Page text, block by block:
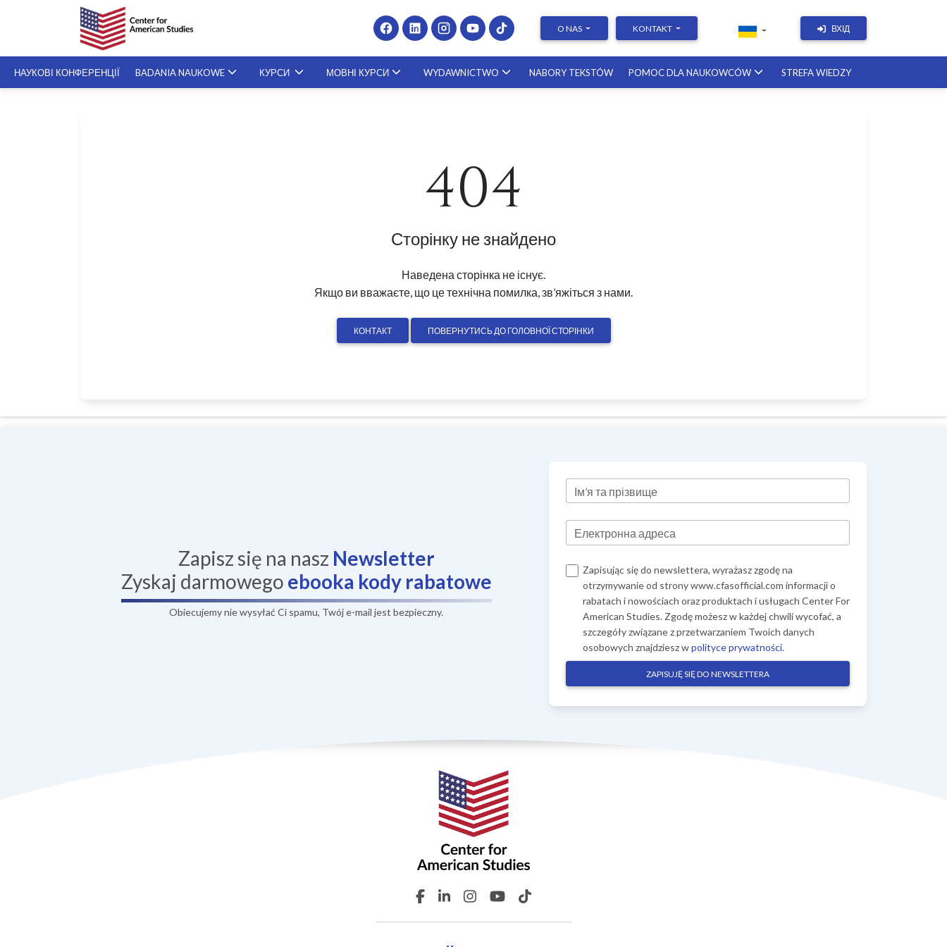
O NAS KONTAKT ВХІД
НАУКОВІ КОНФЕРЕНЦІЇ BADANIA NAUKOWE КУРСИ МОВНІ КУРСИ WYDAWNICTWO NABORY TEKSTÓW POMOC DLA NAUKOWCÓW STREFA WIEDZY
404
Сторінку не знайдено
Наведена сторінка не існує.
Якщо ви вважаєте, що це технічна помилка, зв’яжіться з нами.
КОНТАКТ ПОВЕРНУТИСЬ ДО ГОЛОВНОЇ СТОРІНКИ
Zapisz się na nasz Newsletter
Zyskaj darmowego ebooka kody rabatowe
Obiecujemy nie wysyłać Ci spamu, Twój e-mail jest bezpieczny.
Ім’я та прізвище
Електронна адреса
Zapisując się do newslettera, wyrażasz zgodę na
otrzymywanie od strony www.cfasofficial.com informacji o
rabatach i nowościach oraz produktach i usługach Center For
American Studies. Zgodę możesz w każdej chwili wycofać, a
szczegóły związane z przetwarzaniem Twoich danych
osobowych znajdziesz wpolityce prywatności.
ZAPISUJĘ SIĘ DO NEWSLETTERA